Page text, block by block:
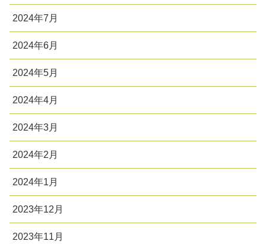
2024年7月
2024年6月
2024年5月
2024年4月
2024年3月
2024年2月
2024年1月
2023年12月
2023年11月